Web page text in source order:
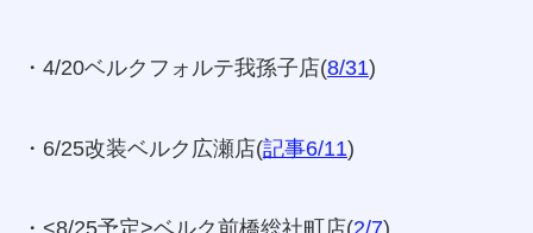
・4/20ベルクフォルテ我孫子店(8/31)
・6/25改装ベルク広瀬店(記事6/11)